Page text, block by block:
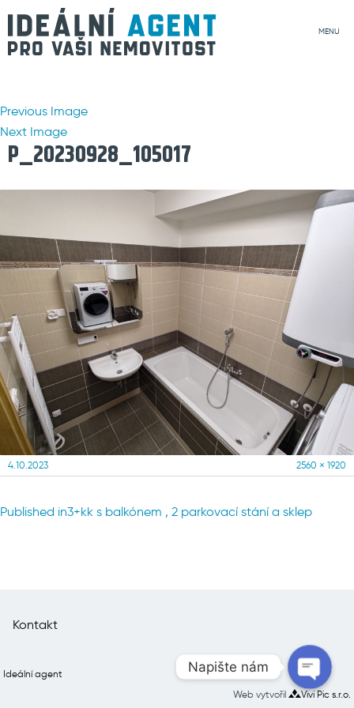
MENU
Previous Image
Next Image
P_20230928_105017
Posted
4.10.2023
Full
2560 × 1920
Navigace
Published in3+kk s balkónem , 2 parkovací stání a sklep
Kontakt
Ideální agent
Web vytvořil
Vivi Pic s.r.o.
Napište nám
Open